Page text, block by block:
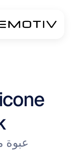
عبوة من 34